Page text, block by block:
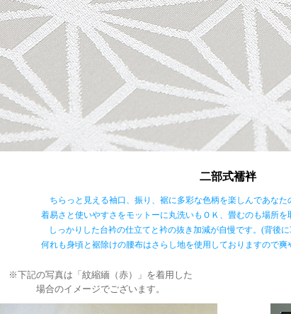
二部式襦袢
ちらっと見える袖口、振り、裾に多彩な色柄を楽しんであなた
着易さと使いやすさをモットーに丸洗いもＯＫ、畳むのも場所を
しっかりした台衿の仕立てと衿の抜き加減が自慢です。(背後に
何れも身頃と裾除けの腰布はさらし地を使用しておりますので爽
※下記の写真は「紋縮緬（赤）」を着用した
場合のイメージでございます。